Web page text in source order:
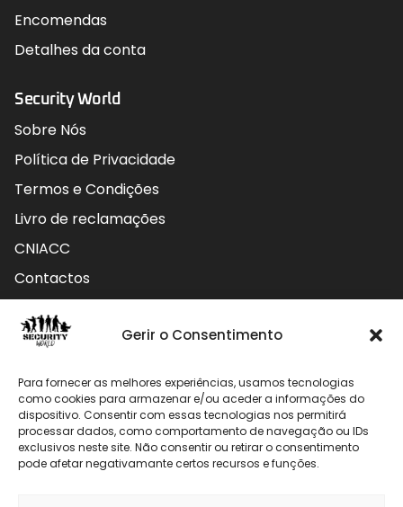
Gerir o Consentimento
Para fornecer as melhores experiências, usamos tecnologias
como cookies para armazenar e/ou aceder a informações do
dispositivo. Consentir com essas tecnologias nos permitirá
processar dados, como comportamento de navegação ou IDs
exclusivos neste site. Não consentir ou retirar o consentimento
pode afetar negativamante certos recursos e funções.
Encomendas
Detalhes da conta
Security World
Sobre Nós
Política de Privacidade
Termos e Condições
Livro de reclamações
CNIACC
Contactos
Contactos
912 009 740 (Chamada para rede móvel nacional)
geral@securityworld.pt